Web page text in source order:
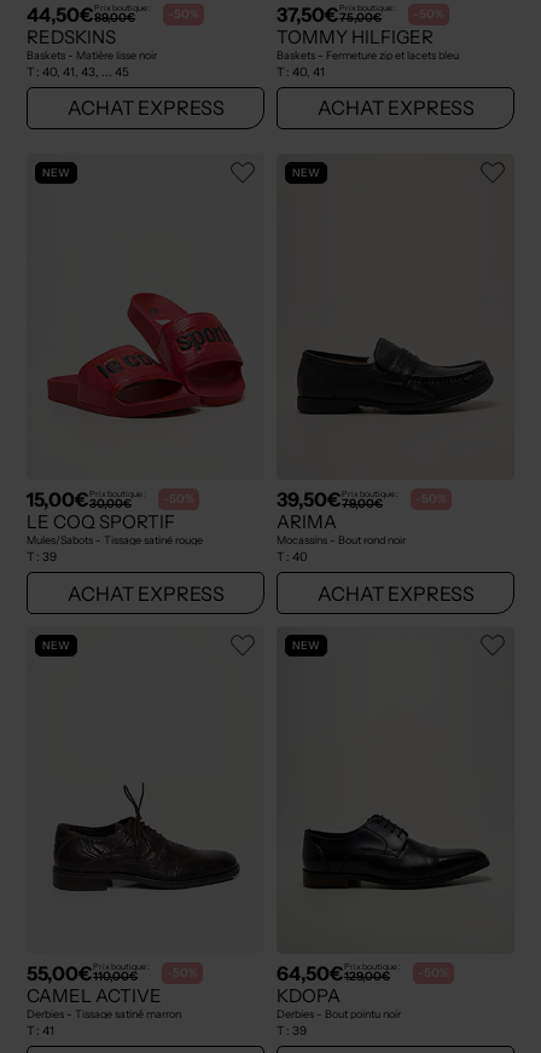
44,50€Prix boutique :
89,00€ -50%
REDSKINS
Baskets - Matière lisse noir
T : 40, 41, 43, ... 45
ACHAT EXPRESS
37,50€Prix boutique :
75,00€ -50%
TOMMY HILFIGER
Baskets - Fermeture zip et lacets bleu
T : 40, 41
ACHAT EXPRESS
NEW
15,00€Prix boutique :
30,00€ -50%
LE COQ SPORTIF
Mules/Sabots - Tissage satiné rouge
T : 39
ACHAT EXPRESS
NEW
39,50€Prix boutique :
79,00€ -50%
ARIMA
Mocassins - Bout rond noir
T : 40
ACHAT EXPRESS
NEW
55,00€Prix boutique :
110,00€ -50%
CAMEL ACTIVE
Derbies - Tissage satiné marron
T : 41
NEW
64,50€Prix boutique :
129,00€ -50%
KDOPA
Derbies - Bout pointu noir
T : 39